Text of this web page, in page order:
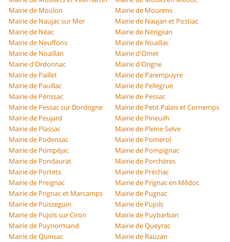
Mairie de Moulon
Mairie de Mourens
Mairie de Naujac sur Mer
Mairie de Naujan et Postiac
Mairie de Néac
Mairie de Nérigean
Mairie de Neuffons
Mairie de Noaillac
Mairie de Noaillan
Mairie d'Omet
Mairie d'Ordonnac
Mairie d'Origne
Mairie de Paillet
Mairie de Parempuyre
Mairie de Pauillac
Mairie de Pellegrue
Mairie de Périssac
Mairie de Pessac
Mairie de Pessac sur Dordogne
Mairie de Petit Palais et Cornemps
Mairie de Peujard
Mairie de Pineuilh
Mairie de Plassac
Mairie de Pleine Selve
Mairie de Podensac
Mairie de Pomerol
Mairie de Pompéjac
Mairie de Pompignac
Mairie de Pondaurat
Mairie de Porchères
Mairie de Portets
Mairie de Préchac
Mairie de Preignac
Mairie de Prignac en Médoc
Mairie de Prignac et Marcamps
Mairie de Pugnac
Mairie de Puisseguin
Mairie de Pujols
Mairie de Pujols sur Ciron
Mairie de Puybarban
Mairie de Puynormand
Mairie de Queyrac
Mairie de Quinsac
Mairie de Rauzan